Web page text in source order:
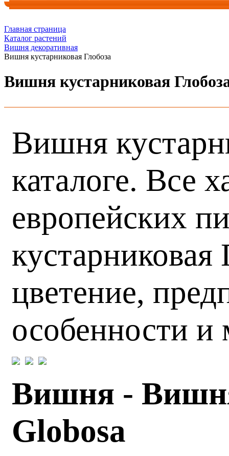
Главная страница
Каталог растений
Вишня декоративная
Вишня кустарниковая Глобоза
Вишня кустарниковая
Вишня
каталоге. Все
европейских
цветение,
особенности и
Вишня -
Globosa